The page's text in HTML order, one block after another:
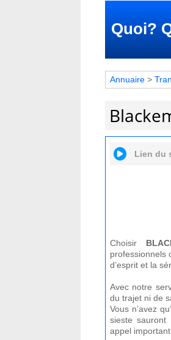
Quoi?
Annuaire >
Lien du
Choisir
professionnels
d’esprit et la
Avec notre
du trajet ni de
Vous n’avez
sieste
appel